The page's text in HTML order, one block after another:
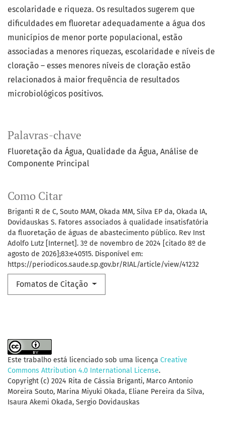
Palavras-chave
Fluoretação da Água Qualidade da Água Análise de
Componente Principal
Como Citar
Briganti R de C, Souto MAM, Okada MM, Silva EP da, Okada IA,
Dovidauskas S. Fatores associados à qualidade insatisfatória
da fluoretação de águas de abastecimento público. Rev Inst
Adolfo Lutz [Internet]. 3º de novembro de 2024 [citado 8º de
agosto de 2026];83:e40515. Disponível em:
https://periodicos.saude.sp.gov.br/RIAL/article/view/41232
Fomatos de Citação
escolaridade e riqueza. Os resultados sugerem que
dificuldades em fluoretar adequadamente a água dos
municípios de menor porte populacional, estão
associadas a menores riquezas, escolaridade e níveis de
cloração – esses menores níveis de cloração estão
relacionados à maior frequência de resultados
microbiológicos positivos.
Este trabalho está licenciado sob uma licença Creative
Commons Attribution 4.0 International License.
Copyright (c) 2024 Rita de Cássia Briganti, Marco Antonio
Moreira Souto, Marina Miyuki Okada, Eliane Pereira da Silva,
Isaura Akemi Okada, Sergio Dovidauskas